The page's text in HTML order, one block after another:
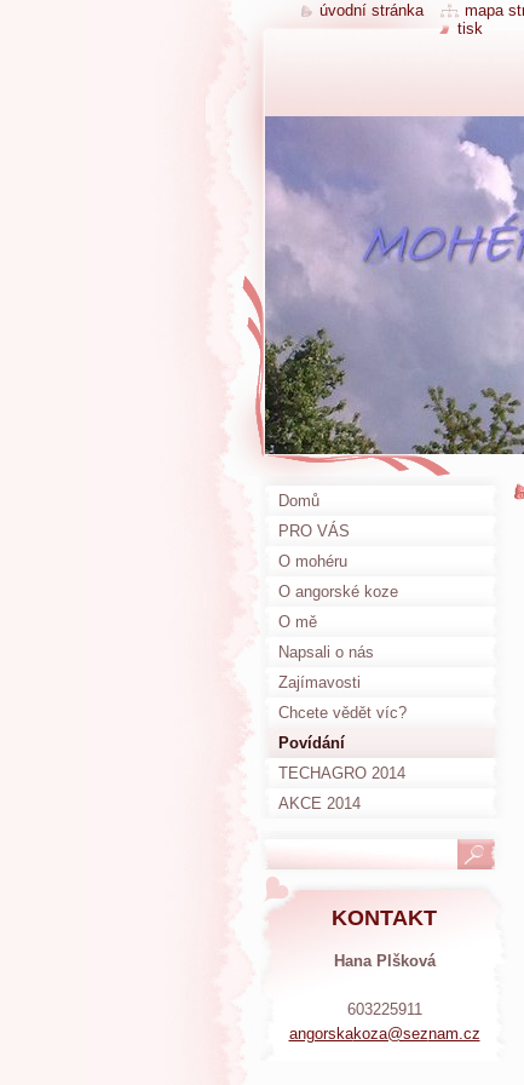
Domů
PRO VÁS
O mohéru
O angorské koze
O mě
Napsali o nás
Zajímavosti
Chcete vědět víc?
Povídání
TECHAGRO 2014
AKCE 2014
KONTAKT
Hana Plšková
603225911
angorskakoza@seznam.cz
úvodní stránka mapa
tisk